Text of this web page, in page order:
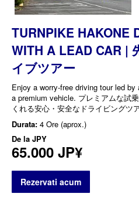
TURNPIKE HAKONE
WITH A LEAD CAR |
イブツアー
Enjoy a worry-free driving tour led
a premium vehicle. プレミアムな試
くれる安心・安全なドライビングツ
Durata: 4 Ore (aprox.)
De la JPY
65.000 JP¥
Rezervati acum